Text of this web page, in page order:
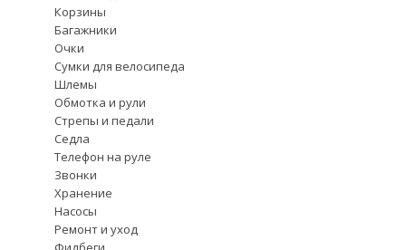
Корзины
Багажники
Очки
Сумки для велосипеда
Шлемы
Обмотка и рули
Стрепы и педали
Седла
Телефон на руле
Звонки
Хранение
Насосы
Ремонт и уход